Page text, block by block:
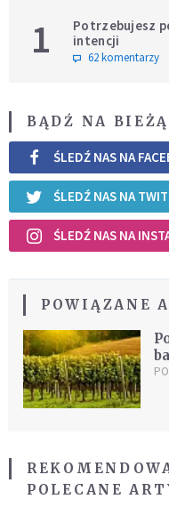
1
Potrzebujesz
intencji
62 komentarzy
BĄDŹ NA
ŚLEDŹ NAS NA
ŚLEDŹ NAS NA
ŚLEDŹ NAS NA
POWIĄZANE
POLECANE